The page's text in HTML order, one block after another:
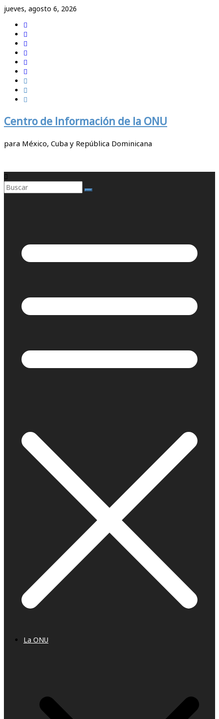
Saltar
contenido
jueves, agosto 6, 2026
Centro de Información de la ONU
para México, Cuba y República Dominicana
La ONU